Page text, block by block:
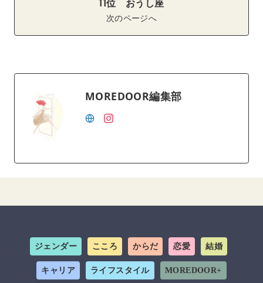
11位 おうし座
次のページへ
MOREDOOR編集部
ジェンダー こころ からだ 恋愛 結婚
キャリア ライフスタイル MOREDOOR+